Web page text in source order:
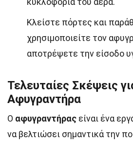
Κλείστε πόρτες και
χρησιμοποιείτε τον
αποτρέψετε την είσοδο
Τελευταίες Σκέψεις
Αφυγραντήρα
Ο αφυγραντήρας είναι ένα
να βελτιώσει σημαντικά την